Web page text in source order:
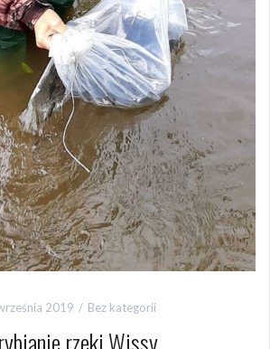
2019 Bez kategorii